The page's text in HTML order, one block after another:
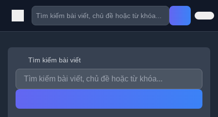
Tìm kiếm bài viết